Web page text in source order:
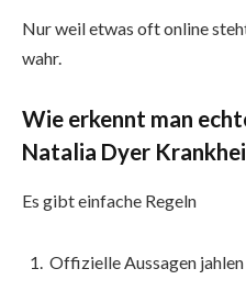
Nur weil etwas oft online
wahr.
Wie erkennt man
Natalia Dyer
Es gibt einfache Regeln
Offizielle Aussagen jahlen